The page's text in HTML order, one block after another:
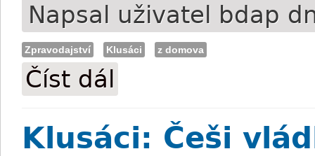
Napsal uživatel bdap
Zpravodajství Klusáci z domova
Číst dál
Klusáci: Češi